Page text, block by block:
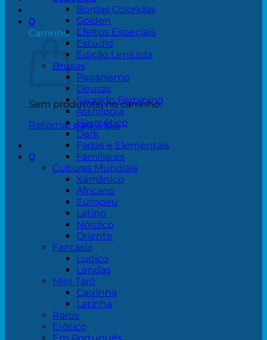
0
Carrinho
Sem produto(s) no carrinho.
Retornar para a loja
0
Bordas Coloridas
Golden
Efeitos Especiais
Estúdio
Edição Limitada
Bruxas
Paganismo
Deusas
Sagrado Feminino
Astrologia
Hermético
Dark
Fadas e Elementais
Familiares
Culturas Mundiais
Xamânico
Africano
Europeu
Latino
Nórdico
Oriente
Fantasia
Ludico
Lendas
Mini Tarô
Caixinha
Latinha
Raros
Erótico